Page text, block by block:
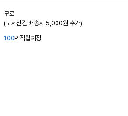
무료
(도서산간 배송시 5,000원 추가)
100P 적립예정